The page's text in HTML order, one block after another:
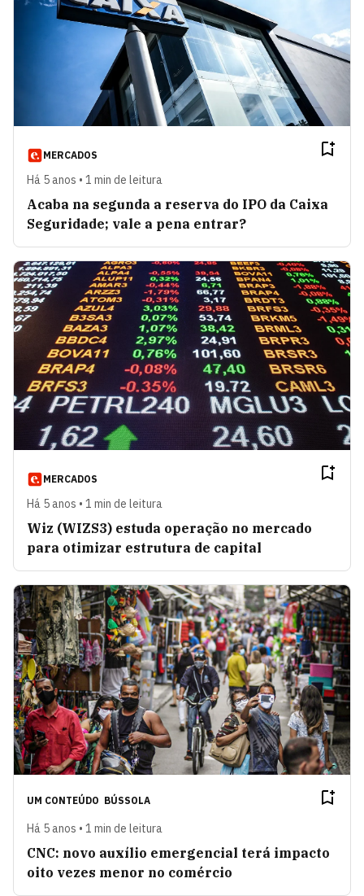
MERCADOS
Há 5 anos • 1 min de leitura
Acaba na segunda a reserva do IPO da Caixa
Seguridade; vale a pena entrar?
MERCADOS
Há 5 anos • 1 min de leitura
Wiz (WIZS3) estuda operação no mercado
para otimizar estrutura de capital
UM CONTEÚDO BÚSSOLA
Há 5 anos • 1 min de leitura
CNC: novo auxílio emergencial terá impacto
oito vezes menor no comércio